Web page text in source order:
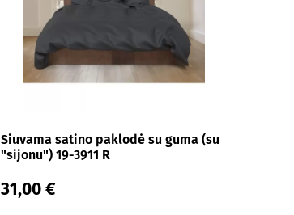
Siuvama satino paklodė su guma (su
"sijonu") 19-3911 R
31,00 €